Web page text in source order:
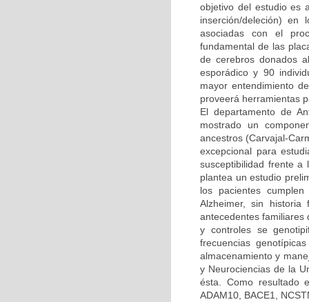
objetivo del estudio es
inserción/deleción) en
asociadas con el
fundamental de las
de cerebros donados
esporádico y 90
mayor entendimiento
proveerá herramientas
El departamento de
mostrado un
ancestros (Carvajal-
excepcional para
susceptibilidad frente a
plantea un estudio
los pacientes
Alzheimer, sin
antecedentes familiares
y controles se
frecuencias
almacenamiento y
y Neurociencias de la
ésta. Como resultado
ADAM10, BACE1,